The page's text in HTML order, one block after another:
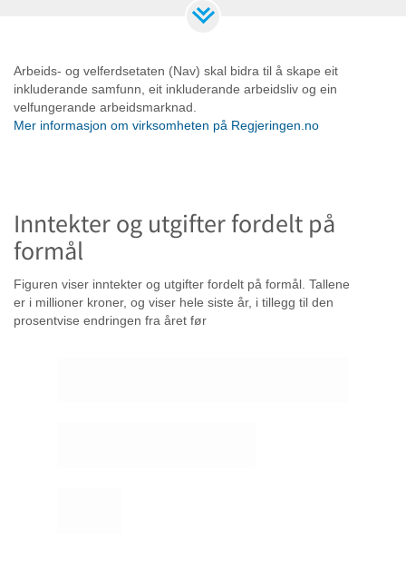
Arbeids- og velferdsetaten (Nav) skal bidra til å skape eit
inkluderande samfunn, eit inkluderande arbeidsliv og ein
velfungerande arbeidsmarknad.
Mer informasjon om virksomheten på Regjeringen.no
Inntekter og utgifter fordelt på
formål
Figuren viser inntekter og utgifter fordelt på formål. Tallene
er i millioner kroner, og viser hele siste år, i tillegg til den
prosentvise endringen fra året før